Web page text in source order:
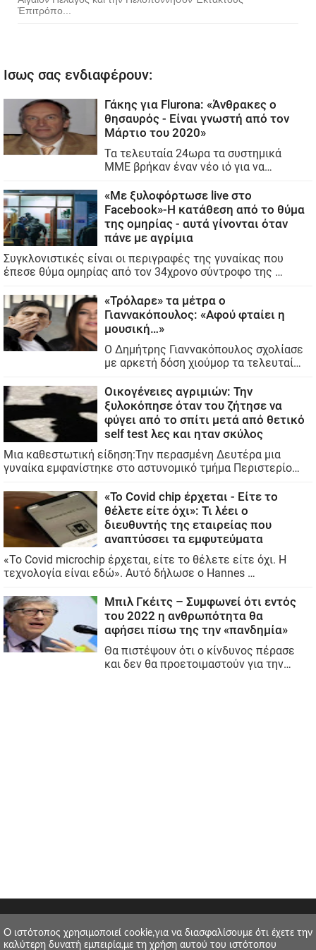
Ἐπιτρόπο...
O ιστότοπος χρησιμοποιεί cookie,για να διασφαλίσουμε ότι έχετε την
καλύτερη δυνατή εμπειρία,με τη χρήση αυτού του ιστότοπου